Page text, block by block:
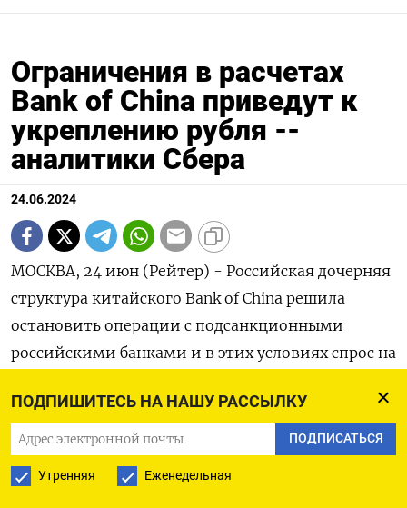
ПОДПИШИТЕСЬ НА НАШУ РАССЫЛКУ
ПОДПИСАТЬСЯ
Утренняя Еженедельная
Ограничения в расчетах
Bank of China приведут к
укреплению рубля --
аналитики Сбера
24.06.2024
МОСКВА, 24 июн (Рейтер) - Российская дочерняя
структура китайского Bank of China решила
остановить операции с подсанкционными
российскими банками и в этих условиях спрос на
рынка захочет ее продать, опасаясь проблем с
доступом к юаням, предупреждают аналитики
Сбербанка.